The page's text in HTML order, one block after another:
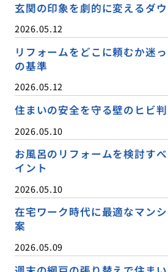
玄関の印象を劇的に変えるダ
2026.05.12
リフォームをどこに頼むか迷
の基準
2026.05.12
住まいの安全を守る壁のヒビ
2026.05.10
お風呂のリフォームを検討す
イント
2026.05.10
在宅ワーク時代に最適なマン
案
2026.05.09